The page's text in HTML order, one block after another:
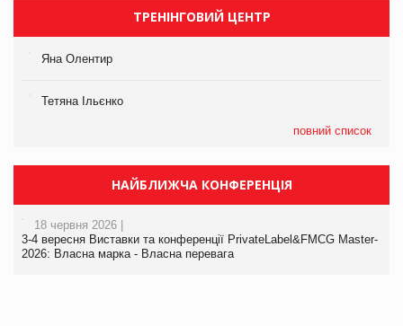
ТРЕНІНГОВИЙ ЦЕНТР
Яна Олентир
Тетяна Ільєнко
повний список
НАЙБЛИЖЧА КОНФЕРЕНЦІЯ
18 червня 2026 |
3-4 вересня Виставки та конференції PrivateLabel&FMCG Master-
2026: Власна марка - Власна перевага